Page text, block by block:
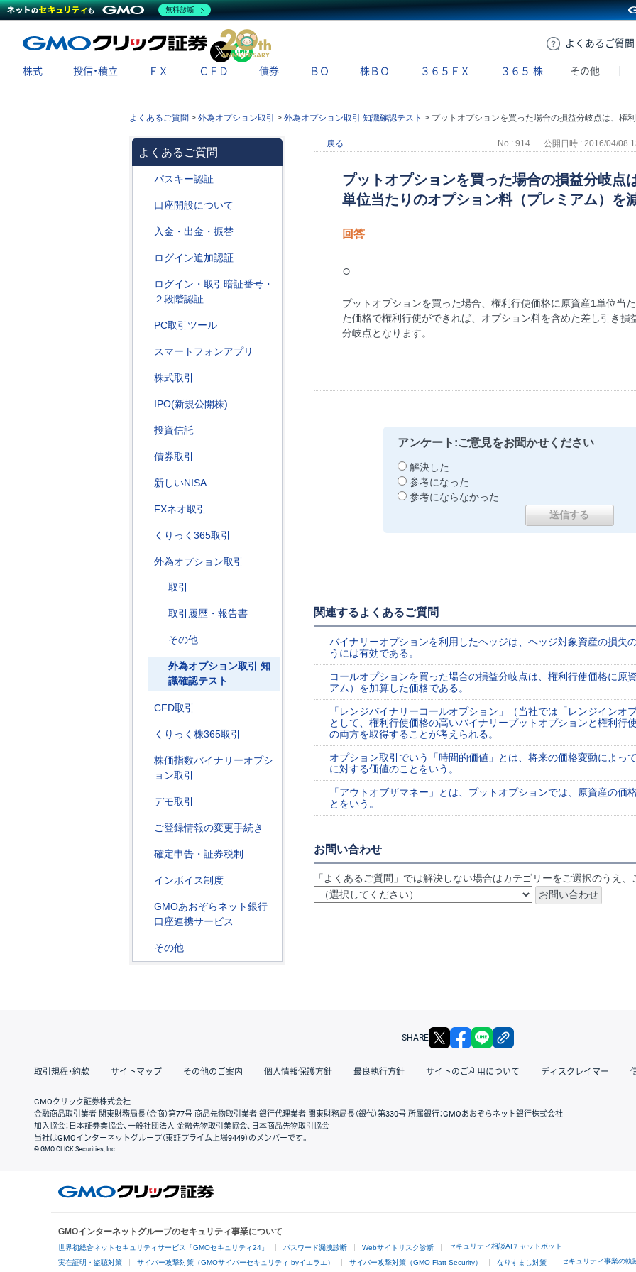
よくある ご質問
X
株式 投信・積立 ＦＸ ＣＦＤ 債券 ＢＯ 株ＢＯ ３６５ＦＸ ３６５ 株 その他
よくあるご質問 > 外為オプション取引 > 外為オプション取引 知識確認テスト > プットオプションを買った場合の損益分岐点は、権利行使価格から原資産１単位当たりのオプション料（プレミアム）を減算した価格である。
よくあるご質問
パスキー認証
口座開設について
入金・出金・振替
ログイン追加認証
ログイン・取引暗証番号・
２段階認証
PC取引ツール
スマートフォンアプリ
株式取引
IPO(新規公開株)
投資信託
債券取引
新しいNISA
FXネオ取引
くりっく365取引
外為オプション取引
取引
取引履歴・報告書
その他
外為オプション取引 知
識確認テスト
CFD取引
くりっく株365取引
株価指数バイナリーオプシ
ョン取引
デモ取引
ご登録情報の変更手続き
確定申告・証券税制
インボイス制度
GMOあおぞらネット銀行
口座連携サービス
その他
戻る No : 914 公開日時 : 2016/04/08
プットオプションを買った場合の損益分岐点
単位当たりのオプション料（プレミアム）を
回答
○
プットオプションを買った場合、権利行使価格に原資産1単位当
た価格で権利行使ができれば、オプション料を含めた差し引き
分岐点となります。
アンケート:ご意見をお聞かせください
解決した
参考になった
参考にならなかった
関連するよくあるご質問
バイナリーオプションを利用したヘッジは、ヘッジ対象資産の損失
うには有効である。
コールオプションを買った場合の損益分岐点は、権利行使価格に原
アム）を加算した価格である。
「レンジバイナリーコールオプション」（当社では「レンジインオ
として、権利行使価格の高いバイナリープットオプションと権利行
の両方を取得することが考えられる。
オプション取引でいう「時間的価値」とは、将来の価格変動によっ
に対する価値のことをいう。
「アウトオブザマネー」とは、プットオプションでは、原資産の価
とをいう。
お問い合わせ
「よくあるご質問」では解決しない場合はカテゴリーをご選択のうえ、
SHARE X facebook
取引規程・約款 サイトマップ その他のご案内 個人情報保護方針 最良執行方針 サイトのご利用について ディスクレイマー
GMOクリック証券株式会社
金融商品取引業者 関東財務局長（金商）第77号 商品先物取引業者 銀行代理業者 関東財務局長（銀代）第330号 所属銀行：GMOあおぞらネット銀行株式会社
加入協会：日本証券業協会、一般社団法人 金融先物取引業協会、日本商品先物取引協会
当社はGMOインターネットグループ（東証プライム上場9449）のメンバーです。
© GMO CLICK Securities, Inc.
GMOインターネットグループのセキュリティ事業について
世界初総合ネットセキュリティサービス「GMOセキュリティ24」 パスワード漏洩診断 Webサイトリスク診断 セキュリティ相談AIチャットボット
実在証明・盗聴対策 サイバー攻撃対策（GMOサイバーセキュリティ byイエラエ） サイバー攻撃対策（GMO Flatt Security） なりすまし対策 セキュリティ事業の軌
無料診断